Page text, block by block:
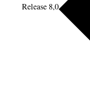
Release 8,0